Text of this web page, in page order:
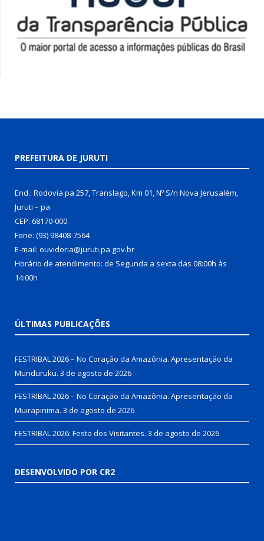
PREFEITURA DE JURUTI
End.: Rodovia pa 257, Translago, Km 01, Nº S/n Nova Jerusalém,
Juruti – pa
CEP: 68170-000
Fone: (93) 98408-7564
E-mail: ouvidoria@juruti.pa.gov.br
Horário de atendimento: de Segunda a sexta das 08:00h às
14:00h
ÚLTIMAS PUBLICAÇÕES
FESTRIBAL 2026 – No Coração da Amazônia. Apresentação da
Munduruku. 3 de agosto de 2026
FESTRIBAL 2026 – No Coração da Amazônia. Apresentação da
Muirapinima. 3 de agosto de 2026
FESTRIBAL 2026: Festa dos Visitantes. 3 de agosto de 2026
DESENVOLVIDO POR CR2